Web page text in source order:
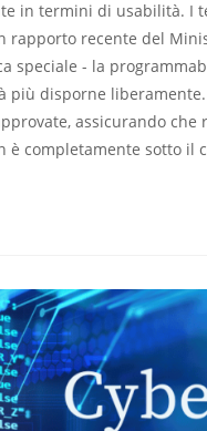
in termini di usabilità. I
rapporto recente del
speciale - la
disporne
assicurando
è completamente sotto il